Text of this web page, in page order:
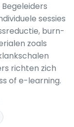
sessies
burn-
zoals
richten zich
of e-learning.